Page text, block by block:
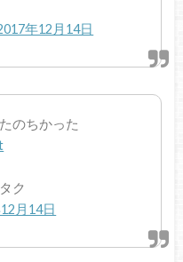
年12月14日
のちかった
ク
月14日